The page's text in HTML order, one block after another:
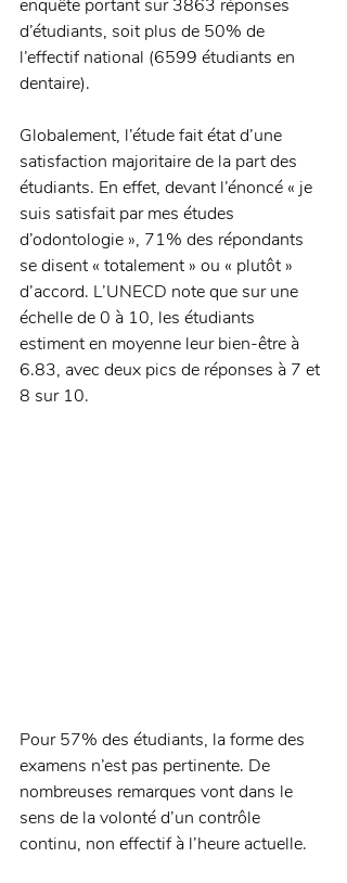
enquête portant sur 3863 réponses
d’étudiants, soit plus de 50% de
l’effectif national (6599 étudiants en
dentaire).
Globalement, l’étude fait état d’une
satisfaction majoritaire de la part des
étudiants. En effet, devant l’énoncé « je
suis satisfait par mes études
d’odontologie », 71% des répondants
se disent « totalement » ou « plutôt »
d’accord. L’UNECD note que sur une
échelle de 0 à 10, les étudiants
estiment en moyenne leur bien-être à
6.83, avec deux pics de réponses à 7 et
8 sur 10.
Pour 57% des étudiants, la forme des
examens n’est pas pertinente. De
nombreuses remarques vont dans le
sens de la volonté d’un contrôle
continu, non effectif à l’heure actuelle.